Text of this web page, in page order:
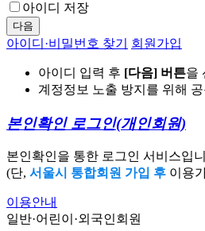
아이디 저장
다음
아이디·비밀번호 찾기 회원가입
아이디 입력 후 [다음] 버튼을
계정정보 노출 방지를 위해
본인확인 로그인(개인회원)
본인확인을 통한 로그인 서비스입
(단, 서울시 통합회원 가입 후 이용
이용안내
일반·어린이·외국인회원